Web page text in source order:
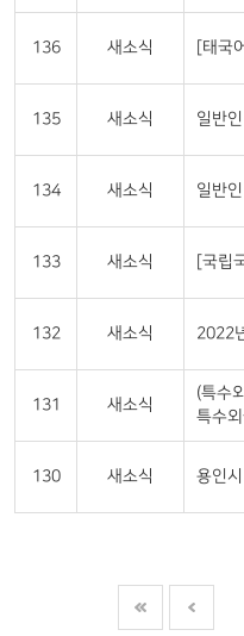
136 새소식 [태국
135 새소식 일반
134 새소식 일반
133 새소식 [국립
132 새소식 2022
131 새소식
(특수
특수
130 새소식 용인